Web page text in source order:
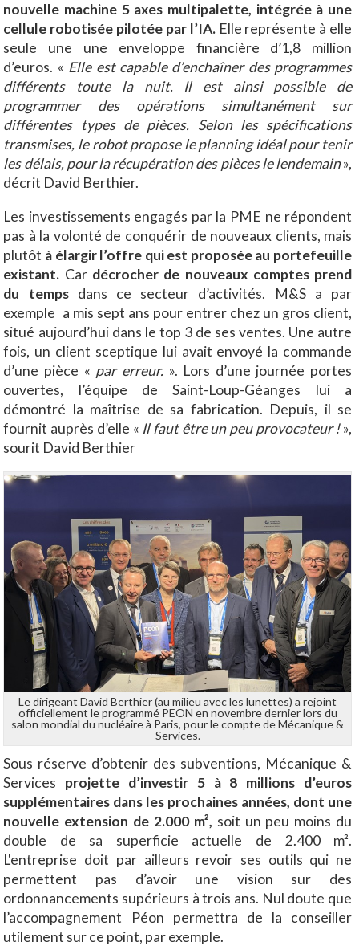
nouvelle machine 5 axes multipalette, intégrée à une
cellule robotisée pilotée par l’IA. Elle représente à elle
seule une une enveloppe financière d’1,8 million
d’euros. « Elle est capable d’enchaîner des programmes
différents toute la nuit. Il est ainsi possible de
programmer des opérations simultanément sur
différentes types de pièces. Selon les spécifications
transmises, le robot propose le planning idéal pour tenir
les délais, pour la récupération des pièces le lendemain»,
décrit David Berthier.
Les investissements engagés par la PME ne répondent
pas à la volonté de conquérir de nouveaux clients, mais
plutôt à élargir l’offre qui est proposée au portefeuille
existant. Car décrocher de nouveaux comptes prend
du tempsdans ce secteur d’activités. M&S a par
exemple a mis sept ans pour entrer chez un gros client,
situé aujourd’hui dans le top 3 de ses ventes. Une autre
fois, un client sceptique lui avait envoyé la commande
d’une pièce « par erreur. ». Lors d’une journée portes
ouvertes, l’équipe de Saint-Loup-Géanges lui a
démontré la maîtrise de sa fabrication. Depuis, il se
fournit auprès d’elle « Il faut être un peu provocateur !»,
sourit David Berthier
Le dirigeant David Berthier (au milieu avec les lunettes) a rejoint
officiellement le programmé PEON en novembre dernier lors du
salon mondial du nucléaire à Paris, pour le compte de Mécanique &
Services.
Sous réserve d’obtenir des subventions, Mécanique &
Services projette d’investir 5 à 8 millions d’euros
supplémentaires dans les prochaines années, dont une
nouvelle extension de 2.000 m², soit un peu moins du
double de sa superficie actuelle de 2.400 m².
L'entreprise doit par ailleurs revoir ses outils qui ne
permettent pas d’avoir une vision sur des
ordonnancements supérieurs à trois ans. Nul doute que
l’accompagnement Péon permettra de la conseiller
utilement sur ce point, par exemple.